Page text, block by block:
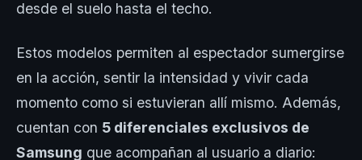
desde el suelo hasta el techo.
Estos modelos permiten al espectador sumergirse
en la acción, sentir la intensidad y vivir cada
momento como si estuvieran allí mismo. Además,
cuentan con 5 diferenciales exclusivos de
Samsung que acompañan al usuario a diario: